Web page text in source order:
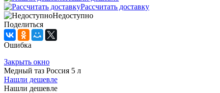
Рассчитать доставку
Недоступно
Поделиться
Ошибка
Закрыть окно
Медный таз Россия 5 л
Нашли дешевле
Нашли дешевле